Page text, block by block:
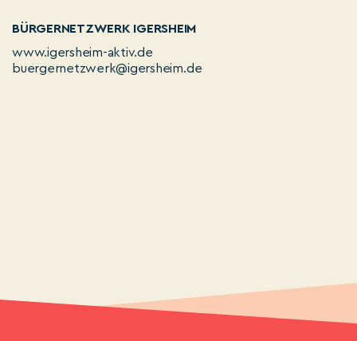
BÜRGERNETZWERK IGERSHEIM
www.igersheim-aktiv.de
buergernetzwerk@igersheim.de